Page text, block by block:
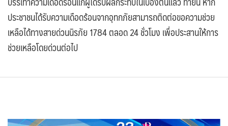
ประชาชนได้รับความเดือดร้อนจากอุทกภัยสามารถติดต่อขอความช่วย
เหลือได้ทางสายด่วนนิรภัย 1784 ตลอด 24 ชั่วโมง เพื่อประสานให้การ
ช่วยเหลือโดยด่วนต่อไป